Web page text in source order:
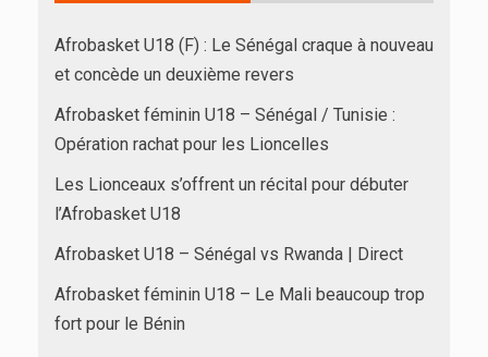
Afrobasket U18 (F) : Le Sénégal craque à nouveau
et concède un deuxième revers
Afrobasket féminin U18 – Sénégal / Tunisie :
Opération rachat pour les Lioncelles
Les Lionceaux s’offrent un récital pour débuter
l’Afrobasket U18
Afrobasket U18 – Sénégal vs Rwanda | Direct
Afrobasket féminin U18 – Le Mali beaucoup trop
fort pour le Bénin